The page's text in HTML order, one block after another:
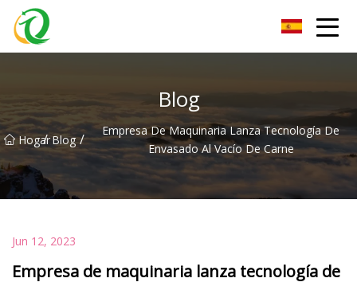
Blog
Hogar
/ Blog /
Empresa De Maquinaria Lanza Tecnología De
Envasado Al Vacío De Carne
Jun 12, 2023
Empresa de maquinaria lanza tecnología de